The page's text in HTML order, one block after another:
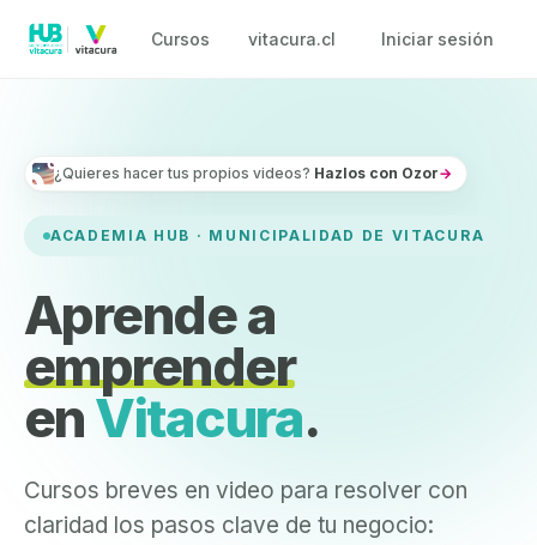
Cursos vitacura.cl Iniciar sesión
¿Quieres hacer tus propios videos? Hazlos con Ozor→
ACADEMIA HUB · MUNICIPALIDAD DE VITACURA
Aprende a
emprender
enVitacura.
Cursos breves en video para resolver con
claridad los pasos clave de tu negocio: